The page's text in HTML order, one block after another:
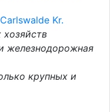
Kr.
железнодорожная
крупных и